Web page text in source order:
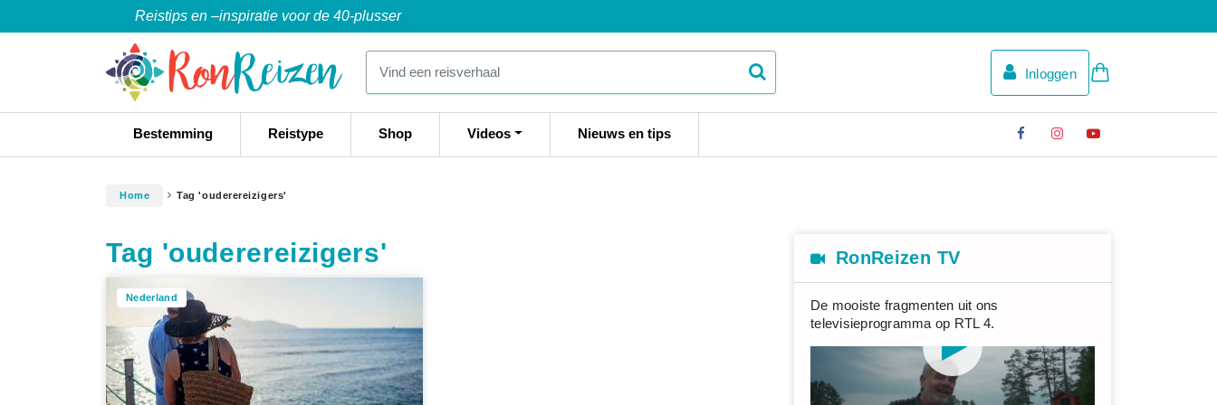
Reistips en –inspiratie voor de 40-plusser
Inloggen
Bestemming Reistype Shop Videos Nieuws en tips
Home Tag 'ouderereizigers'
Tag 'ouderereizigers'
Nederland
RonReizen TV
De mooiste fragmenten uit ons
televisieprogramma op RTL 4.